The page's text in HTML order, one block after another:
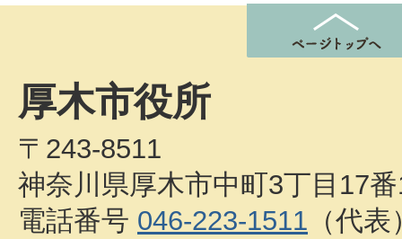
厚木市役所
〒243-8511
神奈川県厚木市中町3丁目17
電話番号 046-223-1511 （代表